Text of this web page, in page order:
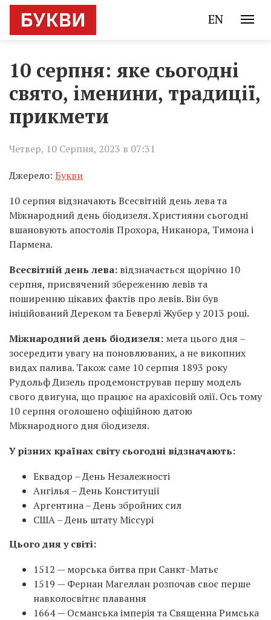
EN
10 серпня: яке сьогодні
свято, іменини, традиції,
прикмети
Четвер, 10 Серпня, 2023 в 07:31
Джерело: Букви
10 серпня відзначають Всесвітній день лева та
Міжнародний день біодизеля. Християни сьогодні
вшановують апостолів Прохора, Никанора, Тимона і
Пармена.
Всесвітній день лева: відзначається щорічно 10
серпня, присвячений збереженню левів та
поширенню цікавих фактів про левів. Він був
ініційований Дереком та Беверлі Жубер у 2013 році.
Міжнародний день біодизеля: мета цього дня –
зосередити увагу на поновлюваних, а не викопних
видах палива. Також саме 10 серпня 1893 року
Рудольф Дизель продемонстрував першу модель
свого двигуна, що працює на арахісовій олії. Ось тому
10 серпня оголошено офіційною датою
Міжнародного дня біодизеля.
У різних країнах світу сьогодні відзначають:
Еквадор – День Незалежності
Ангілья – День Конституції
Аргентина – День збройних сил
США – День штату Міссурі
Цього дня у світі:
1512 — морська битва при Санкт-Матьє
1519 — Фернан Магеллан розпочав своє перше
навколосвітнє плавання
1664 — Османська імперія та Священна Римська